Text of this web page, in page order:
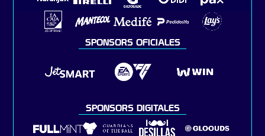
SPONSORS OFICIALES
SPONSORS DIGITALES